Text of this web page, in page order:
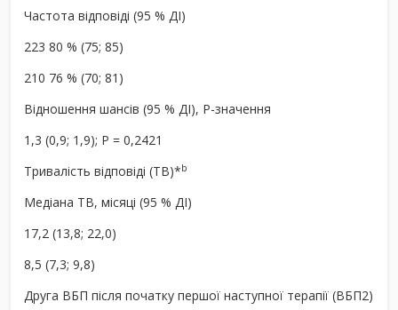
Частота відповіді (95 % ДІ)
223 80 % (75; 85)
210 76 % (70; 81)
Відношення шансів (95 % ДІ), P-значення
1,3 (0,9; 1,9); P = 0,2421
Тривалість відповіді (ТВ)*b
Медіана ТВ, місяці (95 % ДІ)
17,2 (13,8; 22,0)
8,5 (7,3; 9,8)
Друга ВБП після початку першої наступної терапії (ВБП2)